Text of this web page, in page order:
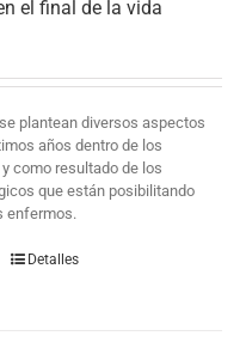
el final de la vida
plantean diversos aspectos
años dentro de los
como resultado de los
que están posibilitando
enfermos.
Detalles